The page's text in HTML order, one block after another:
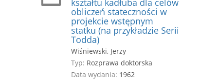
kształtu kadłuba dla celów
obliczeń stateczności w
projekcie wstępnym
statku (na przykładzie Serii
Todda)
Wiśniewski, Jerzy
Typ: Rozprawa doktorska
Data wydania: 1962